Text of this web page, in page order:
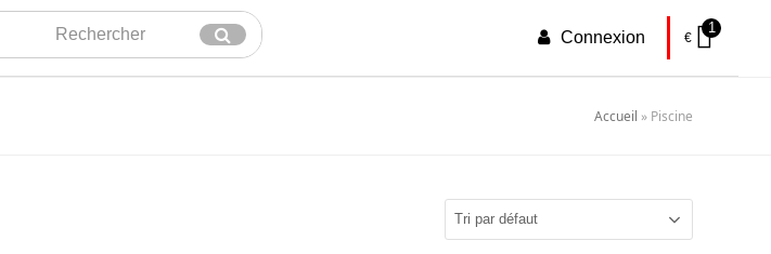
Envoyer Connexion €
1
Accueil » Piscine